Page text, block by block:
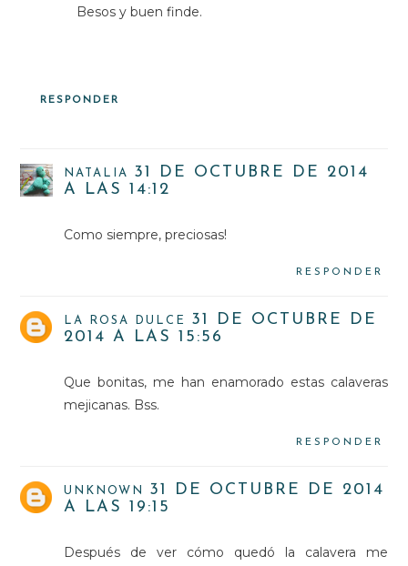
Besos y buen finde.
RESPONDER
NATALIA
31 DE OCTUBRE DE 2014
A LAS 14:12
Como siempre, preciosas!
RESPONDER
LA ROSA DULCE
31 DE OCTUBRE DE
2014 A LAS 15:56
Que bonitas, me han enamorado estas calaveras
mejicanas. Bss.
RESPONDER
UNKNOWN
31 DE OCTUBRE DE 2014
A LAS 19:15
Después de ver cómo quedó la calavera me